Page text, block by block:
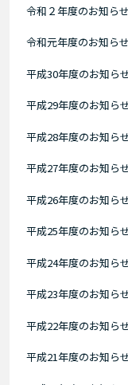
令和２年度のお知らせ
令和元年度のお知らせ
平成30年度のお知ら
平成29年度のお知ら
平成28年度のお知ら
平成27年度のお知ら
平成26年度のお知ら
平成25年度のお知ら
平成24年度のお知ら
平成23年度のお知ら
平成22年度のお知ら
平成21年度のお知ら